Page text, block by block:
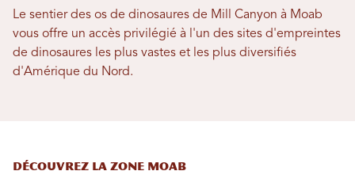
Le sentier des os de dinosaures de Mill Canyon à Moab
vous offre un accès privilégié à l'un des sites d'empreintes
de dinosaures les plus vastes et les plus diversifiés
d'Amérique du Nord.
Découvrez la zone Moab